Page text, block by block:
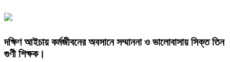
দক্ষিণ আইচায় কর্মজীবনের অবসানে সম্মাননা ও ভালোবাসায় সিক্ত তিন
গুণী শিক্ষক।